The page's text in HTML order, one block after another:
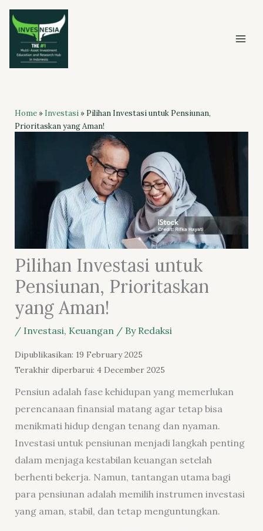
Skip
content
Home» Investasi» Pilihan Investasi untuk Pensiunan,
Prioritaskan yang Aman!
Pilihan Investasi untuk
Pensiunan, Prioritaskan
yang Aman!
/ Investasi, Keuangan/ By Redaksi
Dipublikasikan: 19 February 2025
Terakhir diperbarui: 4 December 2025
Pensiun adalah fase kehidupan yang memerlukan
perencanaan finansial matang agar tetap bisa
menikmati hidup dengan tenang dan nyaman.
Investasi untuk pensiunan menjadi langkah penting
dalam menjaga kestabilan keuangan setelah
berhenti bekerja. Namun, tantangan utama bagi
para pensiunan adalah memilih instrumen investasi
yang aman, stabil, dan tetap menguntungkan.